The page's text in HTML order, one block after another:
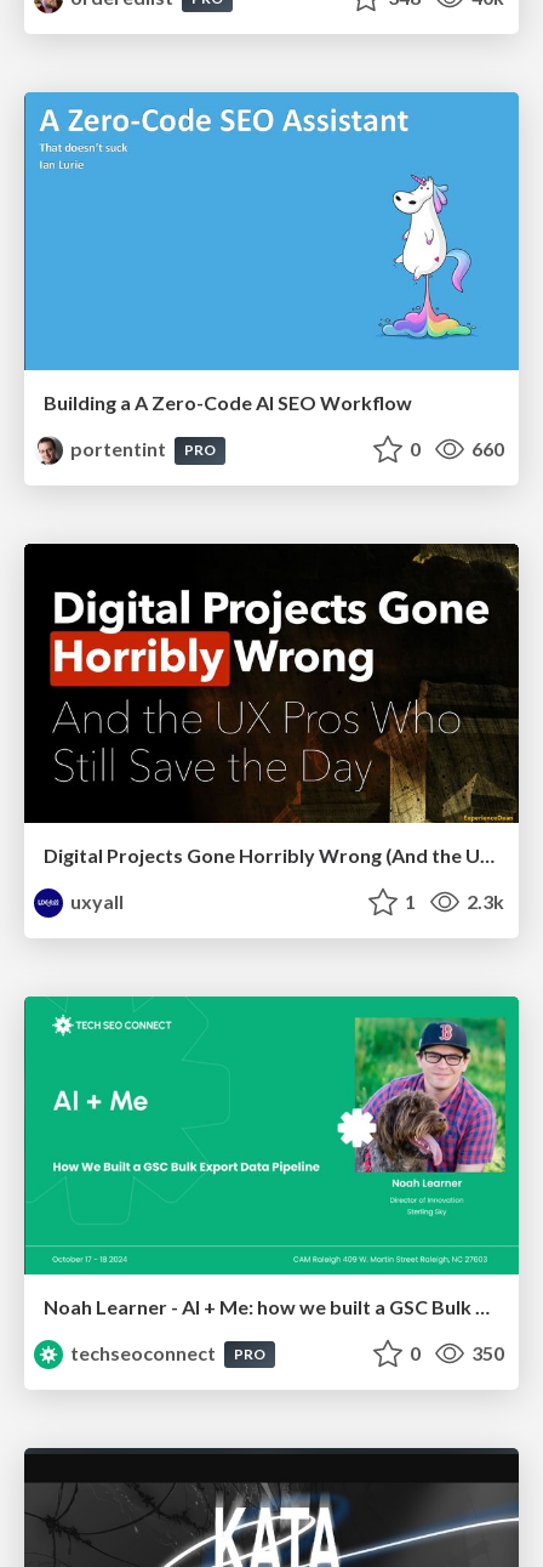
Building a A Zero-Code AI SEO Workflow
portentint
PRO 0 660
Digital Projects Gone Horribly Wrong (And the UX Pros Who Still Save the Day) - Dean Schuster
uxyall
1 2.3k
Noah Learner - AI + Me: how we built a GSC Bulk Export data pipeline
techseoconnect
PRO 0 350